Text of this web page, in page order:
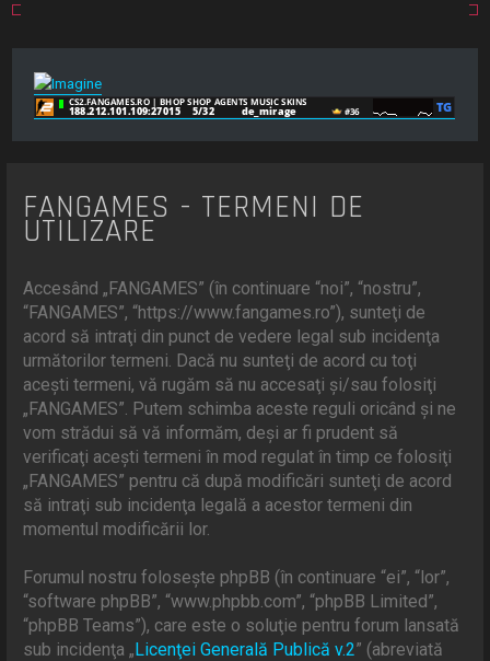
FANGAMES - TERMENI DE
UTILIZARE
Accesând „FANGAMES” (în continuare “noi”, “nostru”,
“FANGAMES”, “https://www.fangames.ro”), sunteţi de
acord să intraţi din punct de vedere legal sub incidenţa
următorilor termeni. Dacă nu sunteţi de acord cu toţi
aceşti termeni, vă rugăm să nu accesaţi şi/sau folosiţi
„FANGAMES”. Putem schimba aceste reguli oricând şi ne
vom strădui să vă informăm, deşi ar fi prudent să
verificaţi aceşti termeni în mod regulat în timp ce folosiţi
„FANGAMES” pentru că după modificări sunteţi de acord
să intraţi sub incidenţa legală a acestor termeni din
momentul modificării lor.
Forumul nostru foloseşte phpBB (în continuare “ei”, “lor”,
“software phpBB”, “www.phpbb.com”, “phpBB Limited”,
“phpBB Teams”), care este o soluţie pentru forum lansată
sub incidenţa „Licenţei Generală Publică v.2” (abreviată